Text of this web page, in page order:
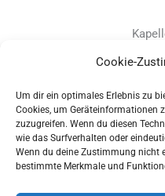
Cookie-
Um dir ein optimales Erlebnis zu
Cookies, um Geräteinformationen
zuzugreifen. Wenn du diesen
wie das Surfverhalten oder
Wenn du deine Zustimmung nicht
bestimmte Merkmale und
D-
+49 -